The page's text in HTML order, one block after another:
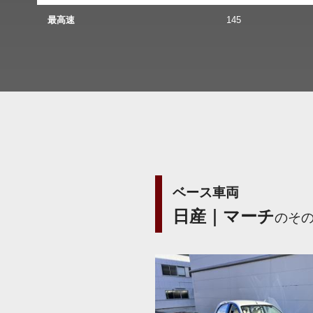
最高速 145
ベース車両
日産｜マーチのそ